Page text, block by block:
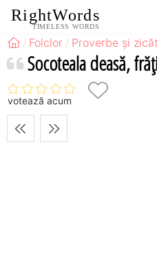
RightWords
TIMELESS WORDS
Folclor Proverbe și
Socoteala deasă,
votează acum